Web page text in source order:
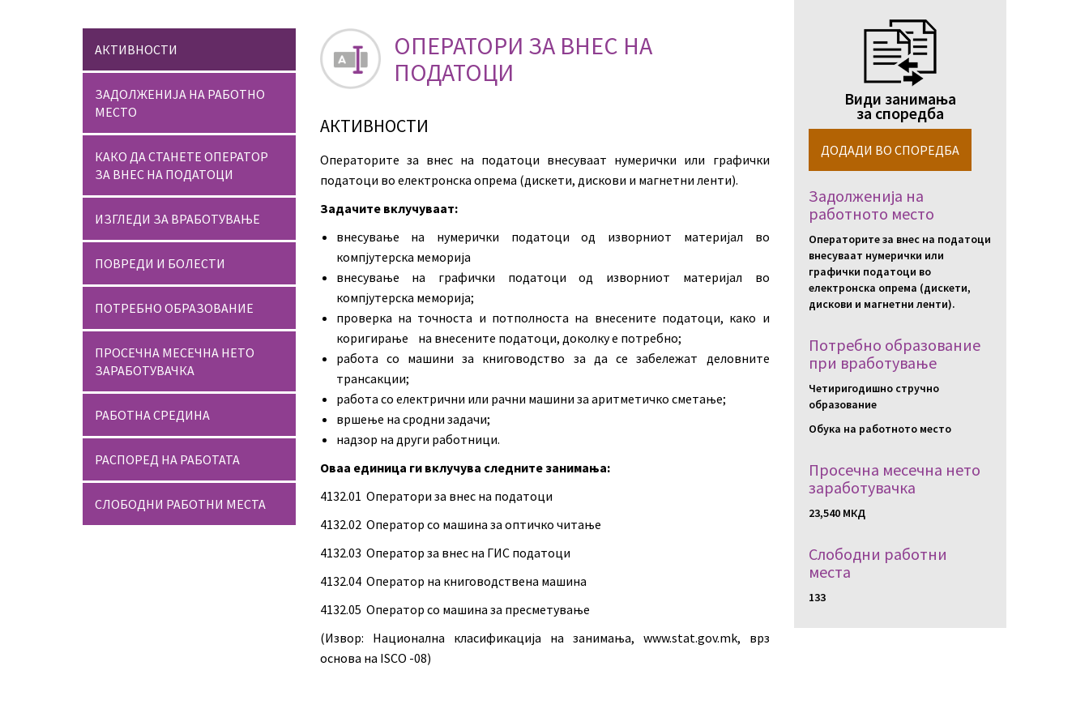
АКТИВНОСТИ
ЗАДОЛЖЕНИЈА НА РАБОТНО
МЕСТО
КАКО ДА СТАНЕТЕ ОПЕРАТОР
ЗА ВНЕС НА ПОДАТОЦИ
ИЗГЛЕДИ ЗА ВРАБОТУВАЊЕ
ПОВРЕДИ И БОЛЕСТИ
ПОТРЕБНО ОБРАЗОВАНИЕ
ПРОСЕЧНА МЕСЕЧНА НЕТО
ЗАРАБОТУВАЧКА
РАБОТНА СРЕДИНА
РАСПОРЕД НА РАБОТАТА
СЛОБОДНИ РАБОТНИ МЕСТА
ОПЕРАТОРИ ЗА ВНЕС НА
ПОДАТОЦИ
АКТИВНОСТИ
Операторите за внес на податоци внесуваат нумерички или графички
податоци во електронска опрема (дискети, дискови и магнетни ленти).
Задачите вклучуваат:
внесување на нумерички податоци од изворниот материјал во
компјутерска меморија
внесување на графички податоци од изворниот материјал во
компјутерска меморија;
проверка на точноста и потполноста на внесените податоци, како и
коригирање на внесените податоци, доколку е потребно;
работа со машини за книговодство за да се забележат деловните
трансакции;
работа со електрични или рачни машини за аритметичко сметање;
вршење на сродни задачи;
надзор на други работници.
Оваа единица ги вклучува следните занимања:
4132.01 Оператори за внес на податоци
4132.02 Оператор со машина за оптичко читање
4132.03 Оператор за внес на ГИС податоци
4132.04 Оператор на книговодствена машина
4132.05 Оператор со машина за пресметување
(Извор: Национална класификација на занимања, www.stat.gov.mk, врз
основа на ISCO -08)
Види занимања
за споредба
Задолженија на
работното место
Операторите за внес на податоци
внесуваат нумерички или
графички податоци во
електронска опрема (дискети,
дискови и магнетни ленти).
Потребно образование
при вработување
Четиригодишно стручно
образование
Обука на работното место
Просечна месечна нето
заработувачка
23,540 МКД
Слободни работни
местa
133